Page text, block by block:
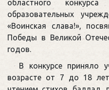
областного
образовательных
«Воинская слава!»,
Победы в Великой
годов.
В конкурсе приняло
возрасте от 7 до 18